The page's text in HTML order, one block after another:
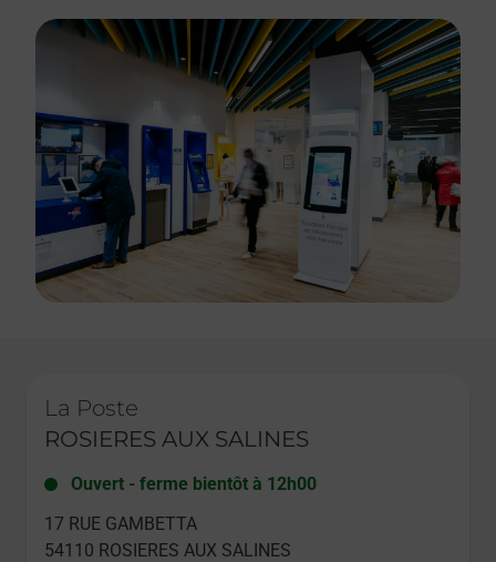
La Poste
ROSIERES AUX SALINES
Ouvert - ferme bientôt à 12h00
17 RUE GAMBETTA
54110 ROSIERES AUX SALINES